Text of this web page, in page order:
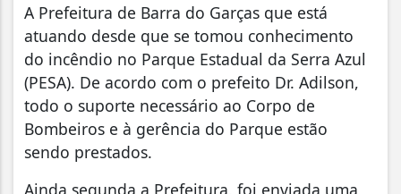
A Prefeitura de Barra do Garças que está
atuando desde que se tomou conhecimento
do incêndio no Parque Estadual da Serra Azul
(PESA). De acordo com o prefeito Dr. Adilson,
todo o suporte necessário ao Corpo de
Bombeiros e à gerência do Parque estão
sendo prestados.
Ainda segunda a Prefeitura, foi enviada uma